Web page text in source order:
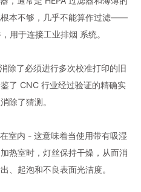
本不够，几乎不能算作过滤——
用于连接工业排烟 系统。
除了必须进行多次校准打印的旧
了 CNC 行业经过验证的精确实
除了猜测。
室内 - 这意味着当使用带有吸湿
热室时，灯丝保持干燥，从而消
、起泡和不良表面光洁度。